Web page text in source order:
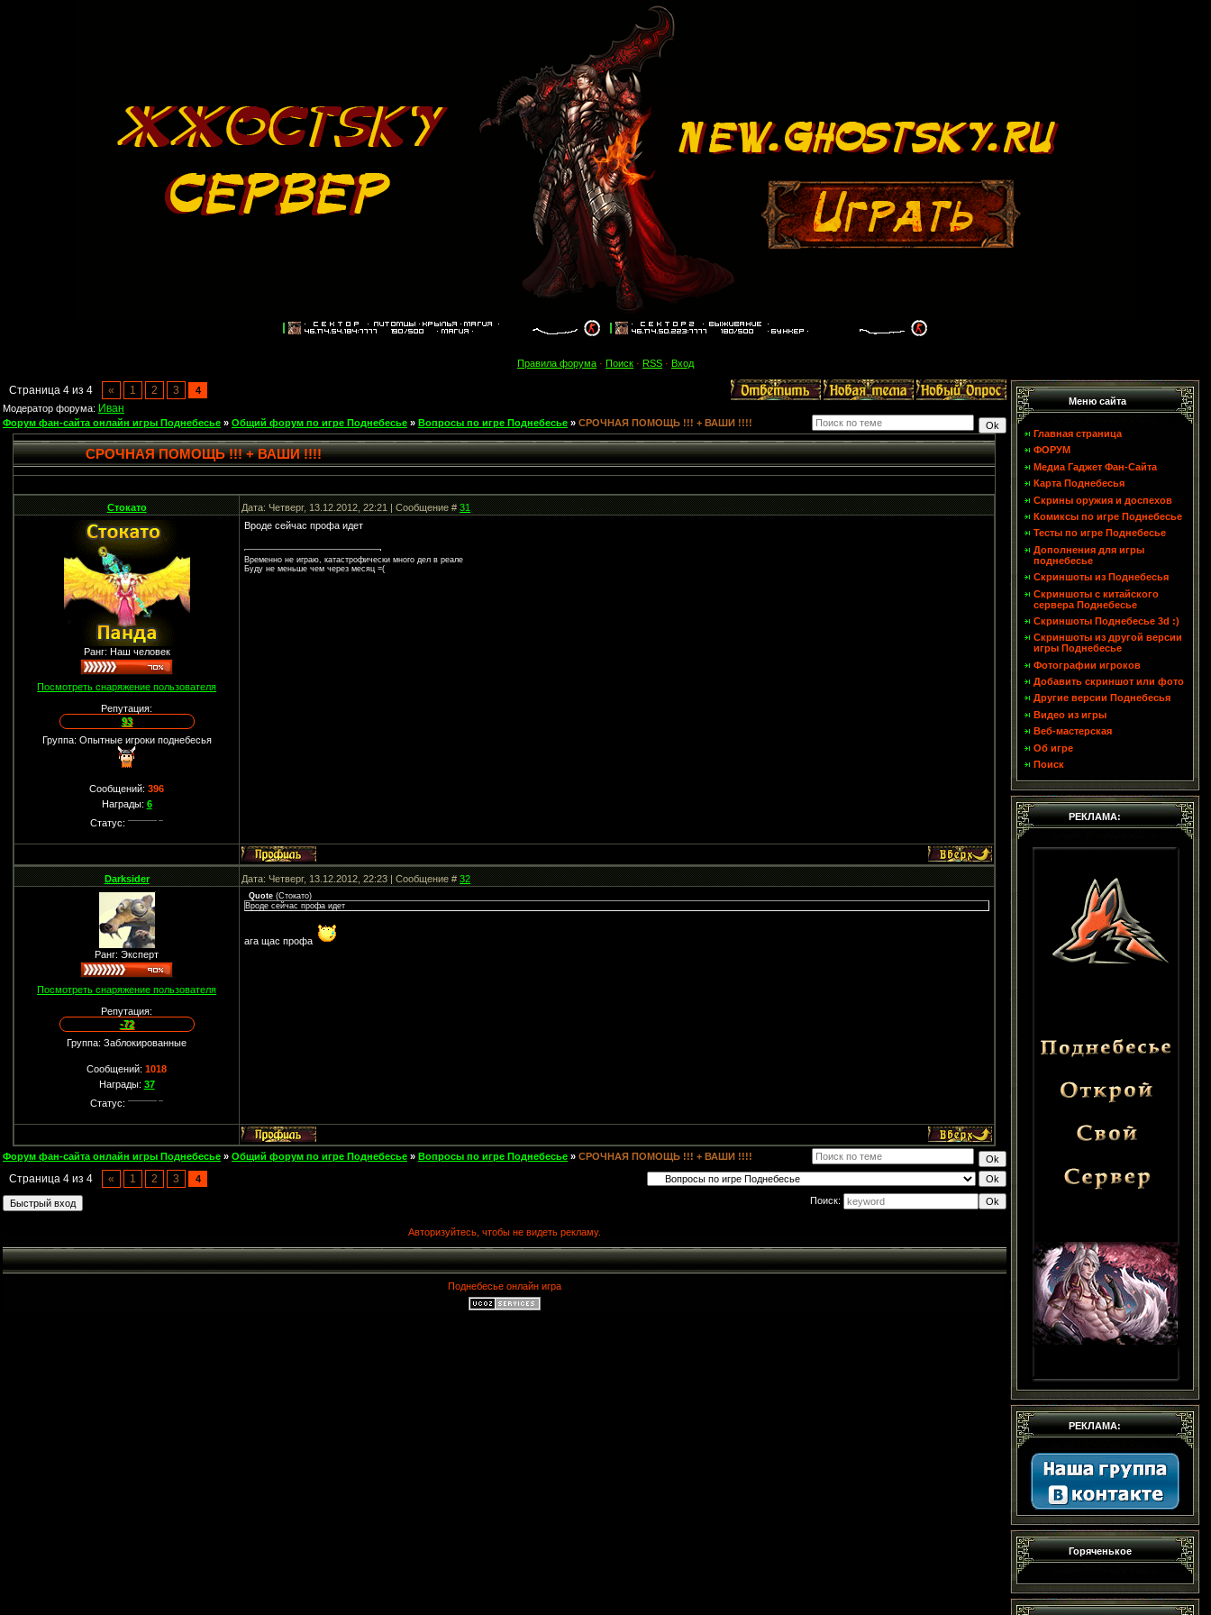
Правила форума · Поиск · RSS · Вход
Страница 4 из 4 « 1 2 3
4
Модератор форума: Иван
Форум фан-сайта онлайн игры Поднебесье » Общий форум по игре Поднебесье » Вопросы по игре Поднебесье » СРОЧНАЯ ПОМОЩЬ !!! + ВАШИ !!!!
СРОЧНАЯ ПОМОЩЬ !!! + ВАШИ !!!!
Стокато Дата: Четверг, 13.12.2012, 22:21 | Сообщение #31
Ранг: Наш человек
Посмотреть снаряжение пользователя
Репутация:
93
Группа: Опытные игроки поднебесья
Сообщений:396
Награды: 6
Статус:
Вроде сейчас профа идет
Временно не играю, катастрофически много дел в реале
Буду не меньше чем через месяц =(
Darksider Дата: Четверг, 13.12.2012, 22:23 | Сообщение #32
Ранг: Эксперт
Посмотреть снаряжение пользователя
Репутация:
-72
Группа: Заблокированные
Сообщений:1018
Награды: 37
Статус:
Quote (Стокато)
Вроде сейчас профа идет
ага щас профа
Форум фан-сайта онлайн игры Поднебесье » Общий форум по игре Поднебесье » Вопросы по игре Поднебесье » СРОЧНАЯ ПОМОЩЬ !!! + ВАШИ !!!!
Страница 4 из 4 « 1 2 3
4
Поиск:
Авторизуйтесь, чтобы не видеть рекламу.
Поднебесье онлайн игра
Меню сайта
Главная страница
ФОРУМ
Медиа Гаджет Фан-Сайта
Карта Поднебесья
Скрины оружия и доспехов
Комиксы по игре Поднебесье
Тесты по игре Поднебесье
Дополнения для игры
поднебесье
Скриншоты из Поднебесья
Скриншоты с китайского
сервера Поднебесье
Скриншоты Поднебесье 3d :)
Скриншоты из другой версии
игры Поднебесье
Фотографии игроков
Добавить скриншот или фото
Другие версии Поднебесья
Видео из игры
Веб-мастерская
Об игре
Поиск
РЕКЛАМА:
РЕКЛАМА:
Горяченькое